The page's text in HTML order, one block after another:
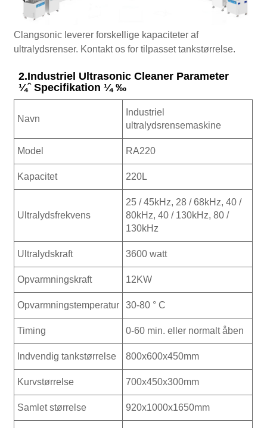
Clangsonic leverer forskellige kapaciteter af
ultralydsrenser. Kontakt os for tilpasset tankstørrelse.
2.Industriel Ultrasonic Cleaner Parameter
¼ˆ Specifikation ¼ ‰
Navn
Industriel
ultralydsrensemaskine
Model RA220
Kapacitet 220L
Ultralydsfrekvens
25 / 45kHz, 28 / 68kHz, 40 /
80kHz, 40 / 130kHz, 80 /
130kHz
Ultralydskraft 3600 watt
Opvarmningskraft 12KW
Opvarmningstemperatur 30-80 ° C
Timing 0-60 min. eller normalt åben
Indvendig tankstørrelse 800x600x450mm
Kurvstørrelse 700x450x300mm
Samlet størrelse 920x1000x1650mm